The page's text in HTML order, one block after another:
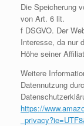
Die Speicherung
von Art. 6 lit.
f DSGVO. Der
Interesse, da nur
Höhe seiner
Weitere
Datennutzung
https://